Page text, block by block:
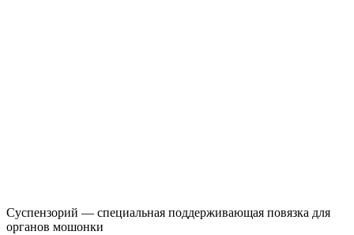
Суспензорий — специальная поддерживающая повязка для
органов мошонки